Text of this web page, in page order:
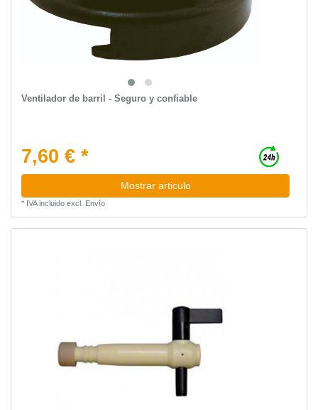
Ventilador de barril - Seguro y confiable
7,60 € *
Mostrar articulo
* IVA incluidoexcl. Envío